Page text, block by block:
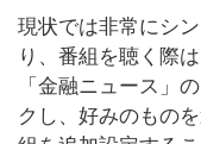
現状では非常にシ
り、番組を聴く際
「金融ニュース」
クし、好みのもの